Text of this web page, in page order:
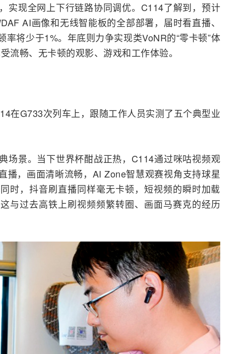
实现全网上下行链路协同调优。C114了解到，预计
AI画像和无线智能板的全部部署，届时看直播、
率将少于1%。年底则力争实现类VoNR的“零卡顿”体
流畅、无卡顿的观影、游戏和工作体验。
在G733次列车上，跟随工作人员实测了五个典型业
场景。当下世界杯酣战正热，C114通过咪咕视频观
播，画面清晰流畅，AI Zone智慧观赛视角支持球星
时，抖音刷直播同样毫无卡顿，短视频的瞬时加载
与过去高铁上刷视频频繁转圈、画面马赛克的经历